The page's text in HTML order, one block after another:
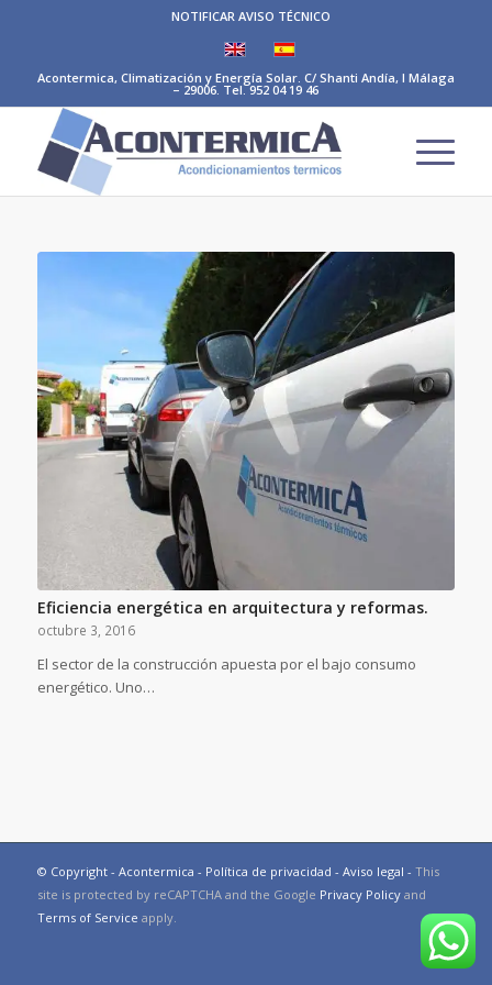
NOTIFICAR AVISO TÉCNICO
Acontermica, Climatización y Energía Solar. C/ Shanti Andía, I Málaga
– 29006. Tel. 952 04 19 46
Eficiencia energética en arquitectura y reformas.
octubre 3, 2016
El sector de la construcción apuesta por el bajo consumo
energético. Uno…
© Copyright - Acontermica - Política de privacidad - Aviso legal - This
site is protected by reCAPTCHA and the Google Privacy Policyand
Terms of Service apply.